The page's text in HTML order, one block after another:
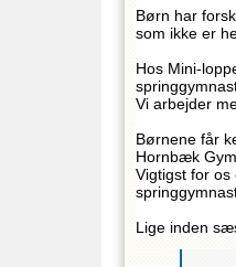
Børn har
som ikke er
Hos Mini-
Vi arbejder
Børnene får
Hornbæk
Vigtigst for
Lige inden